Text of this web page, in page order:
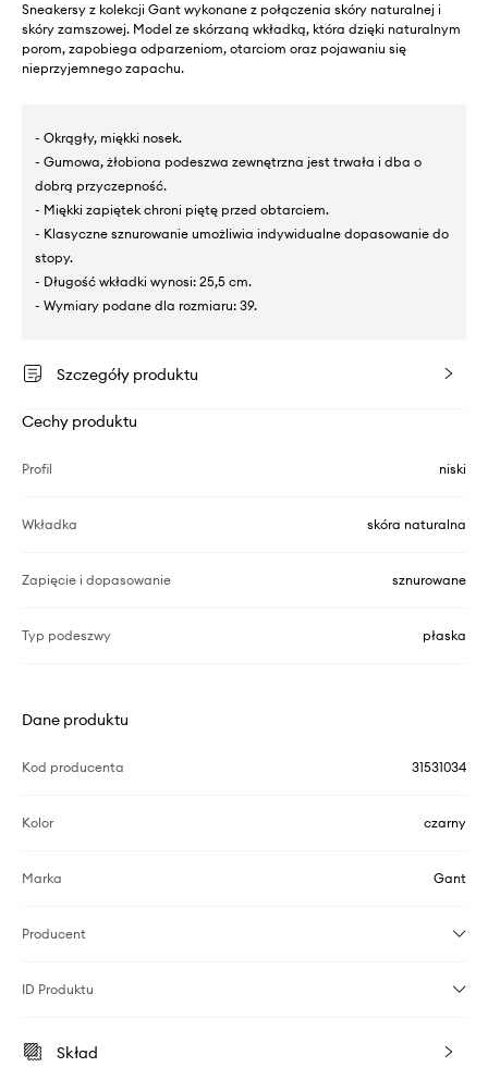
Sneakersy z kolekcji Gant wykonane z połączenia skóry naturalnej i
skóry zamszowej. Model ze skórzaną wkładką, która dzięki naturalnym
porom, zapobiega odparzeniom, otarciom oraz pojawaniu się
nieprzyjemnego zapachu.
- Okrągły, miękki nosek.
- Gumowa, żłobiona podeszwa zewnętrzna jest trwała i dba o
dobrą przyczepność.
- Miękki zapiętek chroni piętę przed obtarciem.
- Klasyczne sznurowanie umożliwia indywidualne dopasowanie do
stopy.
- Długość wkładki wynosi: 25,5 cm.
- Wymiary podane dla rozmiaru: 39.
Szczegóły produktu
Cechy produktu
Profil niski
Wkładka skóra naturalna
Zapięcie i dopasowanie sznurowane
Typ podeszwy płaska
Dane produktu
Kod producenta 31531034
Kolor czarny
Marka Gant
Producent
ID Produktu
Skład